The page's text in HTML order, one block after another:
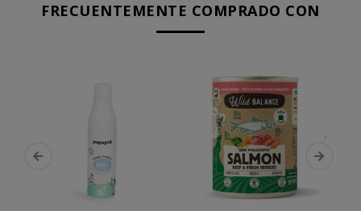
FRECUENTEMENTE COMPRADO CON